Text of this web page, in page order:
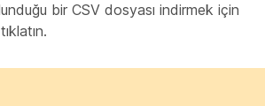
bir CSV dosyası indirmek için